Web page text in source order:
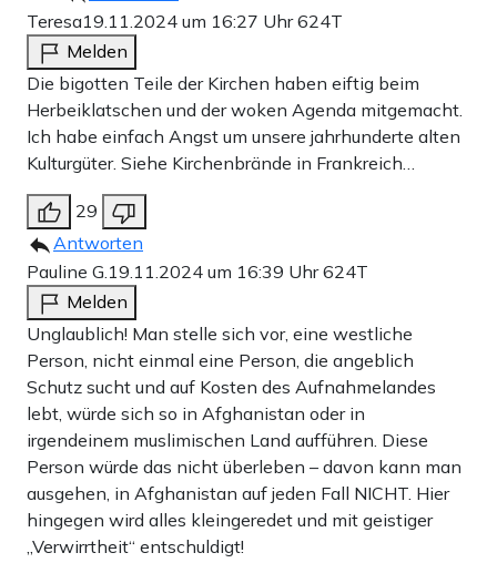
Teresa19.11.2024 um 16:27 Uhr624T
Melden
Die bigotten Teile der Kirchen haben eiftig beim
Herbeiklatschen und der woken Agenda mitgemacht.
Ich habe einfach Angst um unsere jahrhunderte alten
Kulturgüter. Siehe Kirchenbrände in Frankreich…
29
Antworten
Pauline G. 19.11.2024 um 16:39 Uhr624T
Melden
Unglaublich! Man stelle sich vor, eine westliche
Person, nicht einmal eine Person, die angeblich
Schutz sucht und auf Kosten des Aufnahmelandes
lebt, würde sich so in Afghanistan oder in
irgendeinem muslimischen Land aufführen. Diese
Person würde das nicht überleben – davon kann man
ausgehen, in Afghanistan auf jeden Fall NICHT. Hier
hingegen wird alles kleingeredet und mit geistiger
„Verwirrtheit“ entschuldigt!